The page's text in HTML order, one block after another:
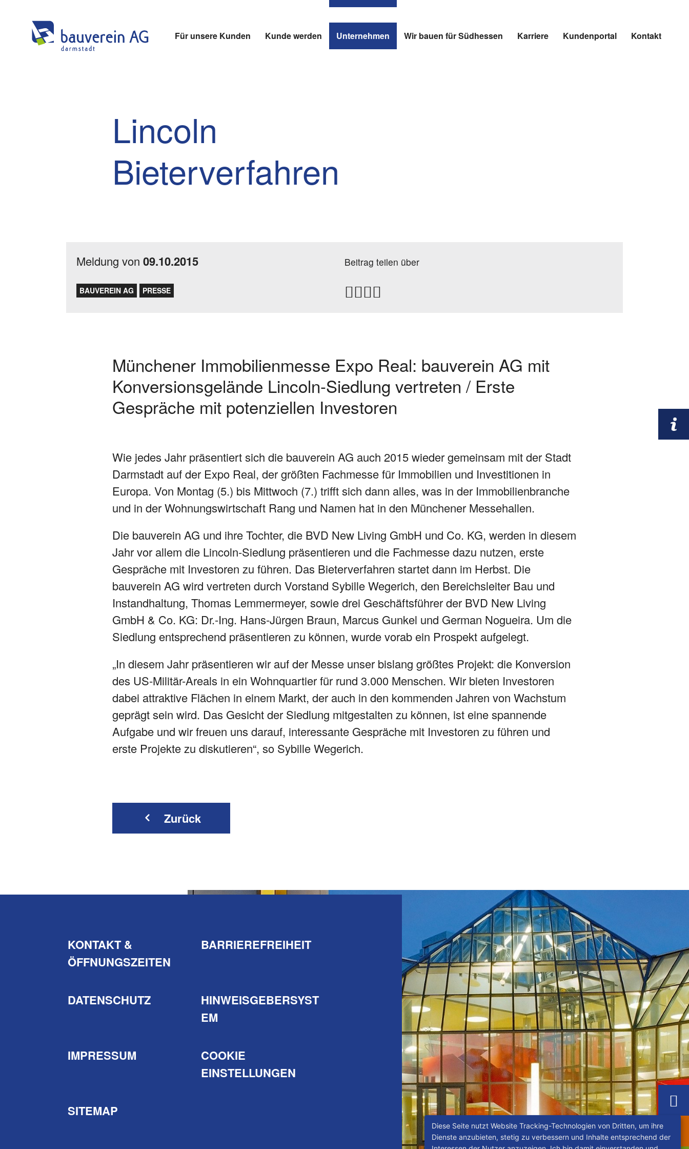
Für unsere Kunden Kunde werden Unternehmen Wir bauen für Südhessen Karriere Kundenportal Kontakt
Meldung von 09.10.2015
BAUVEREIN AG PRESSE
Beitrag teilen über
Lincoln
Bieterverfahren
Münchener Immobilienmesse Expo Real: bauverein AG mit
Konversionsgelände Lincoln-Siedlung vertreten / Erste
Gespräche mit potenziellen Investoren
Wie jedes Jahr präsentiert sich die bauverein AG auch 2015 wieder gemeinsam mit der Stadt
Darmstadt auf der Expo Real, der größten Fachmesse für Immobilien und Investitionen in
Europa. Von Montag (5.) bis Mittwoch (7.) trifft sich dann alles, was in der Immobilienbranche
und in der Wohnungswirtschaft Rang und Namen hat in den Münchener Messehallen.
Die bauverein AG und ihre Tochter, die BVD New Living GmbH und Co. KG, werden in diesem
Jahr vor allem die Lincoln-Siedlung präsentieren und die Fachmesse dazu nutzen, erste
Gespräche mit Investoren zu führen. Das Bieterverfahren startet dann im Herbst. Die
bauverein AG wird vertreten durch Vorstand Sybille Wegerich, den Bereichsleiter Bau und
Instandhaltung, Thomas Lemmermeyer, sowie drei Geschäftsführer der BVD New Living
GmbH & Co. KG: Dr.-Ing. Hans-Jürgen Braun, Marcus Gunkel und German Nogueira. Um die
Siedlung entsprechend präsentieren zu können, wurde vorab ein Prospekt aufgelegt.
„In diesem Jahr präsentieren wir auf der Messe unser bislang größtes Projekt: die Konversion
des US-Militär-Areals in ein Wohnquartier für rund 3.000 Menschen. Wir bieten Investoren
dabei attraktive Flächen in einem Markt, der auch in den kommenden Jahren von Wachstum
geprägt sein wird. Das Gesicht der Siedlung mitgestalten zu können, ist eine spannende
Aufgabe und wir freuen uns darauf, interessante Gespräche mit Investoren zu führen und
erste Projekte zu diskutieren“, so Sybille Wegerich.
Zurück
KONTAKT &
ÖFFNUNGSZEITEN
BARRIEREFREIHEIT
DATENSCHUTZ
HINWEISGEBERSYST
EM
IMPRESSUM
COOKIE
EINSTELLUNGEN
SITEMAP
Diese Seite nutzt Website Tracking-Technologien von Dritten, um ihre
Dienste anzubieten, stetig zu verbessern und Inhalte entsprechend der